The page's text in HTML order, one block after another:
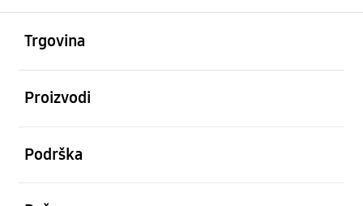
Trgovina
Proizvodi
Podrška